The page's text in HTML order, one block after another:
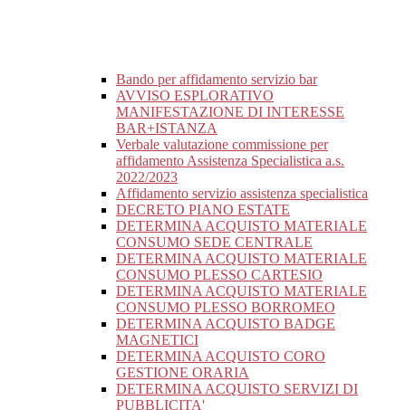
Bando per affidamento servizio bar
AVVISO ESPLORATIVO
MANIFESTAZIONE DI INTERESSE
BAR+ISTANZA
Verbale valutazione commissione per
affidamento Assistenza Specialistica a.s.
2022/2023
Affidamento servizio assistenza specialistica
DECRETO PIANO ESTATE
DETERMINA ACQUISTO MATERIALE
CONSUMO SEDE CENTRALE
DETERMINA ACQUISTO MATERIALE
CONSUMO PLESSO CARTESIO
DETERMINA ACQUISTO MATERIALE
CONSUMO PLESSO BORROMEO
DETERMINA ACQUISTO BADGE
MAGNETICI
DETERMINA ACQUISTO CORO
GESTIONE ORARIA
DETERMINA ACQUISTO SERVIZI DI
PUBBLICITA'